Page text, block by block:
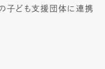
子ども支援団体に連携